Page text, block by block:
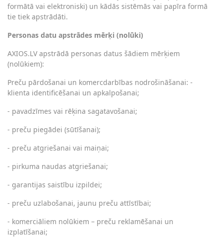
formātā vai elektroniski) un kādās sistēmās vai papīra formā
tie tiek apstrādāti.
Personas datu apstrādes mērķi (nolūki)
AXIOS.LV apstrādā personas datus šādiem mērķiem
(nolūkiem):
Preču pārdošanai un komercdarbības nodrošināšanai: -
klienta identificēšanai un apkalpošanai;
- pavadzīmes vai rēķina sagatavošanai;
- preču piegādei (sūtīšanai);
- preču atgriešanai vai maiņai;
- pirkuma naudas atgriešanai;
- garantijas saistību izpildei;
- preču uzlabošanai, jaunu preču attīstībai;
- komerciāliem nolūkiem – preču reklamēšanai un
izplatīšanai;